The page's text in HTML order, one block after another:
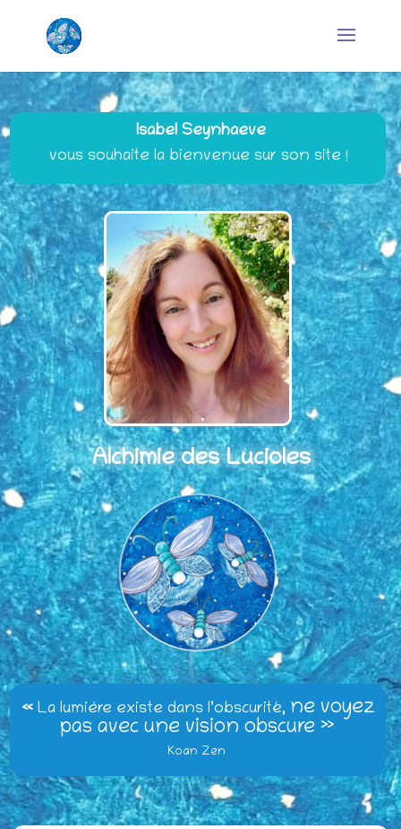
Isabel Seynhaeve
vous souhaite la bienvenue sur son site !
Alchimie des Lucioles
« La lumière existe dans l’obscurité, ne voyez
pas avec une vision obscure »
Koan Zen